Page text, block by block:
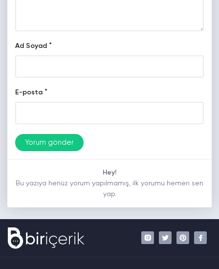
Ad Soyad *
E-posta *
Hey!
Bu yazıya henüz yorum yapılmamış, ilk yorumu hemen sen
yap.